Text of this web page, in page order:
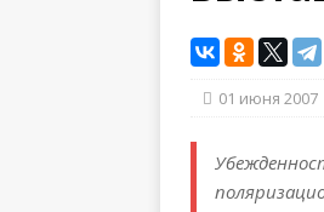
01 июня 2007